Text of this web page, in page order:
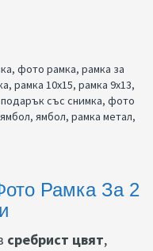
, фото рамка, рамка за
, рамка 10x15, рамка 9x13,
подарък със снимка, фото
, ямбол, рамка метал,
Рамка За 2
сребрист цвят,